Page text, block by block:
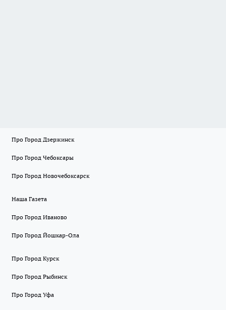
Про Город Дзержинск
Про Город Чебоксары
Про Город Новочебоксарск
Наша Газета
Про Город Иваново
Про Город Йошкар-Ола
Про Город Курск
Про Город Рыбинск
Про Город Уфа